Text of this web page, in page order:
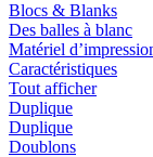
Blocs & Blanks
Des balles à blanc
Matériel
Caractéristiques
Tout afficher
Duplique
Duplique
Doublons